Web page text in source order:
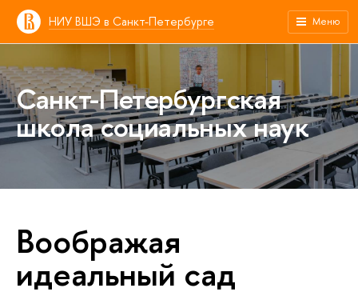
НИУ ВШЭ в Санкт-Петербурге Меню
Санкт-Петербургская
школа социальных наук
Воображая
идеальный сад